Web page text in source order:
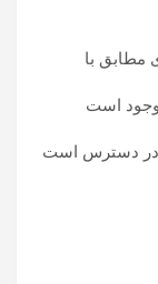
مطابق با
است